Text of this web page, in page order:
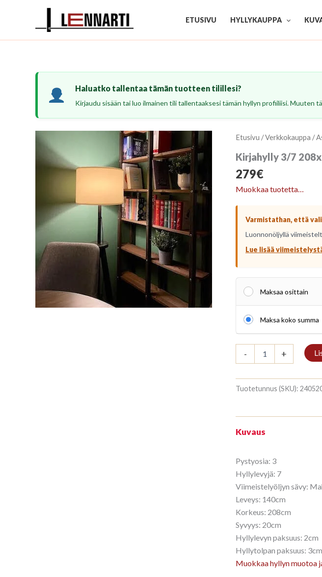
ETUSIVU HYLLYKAUPPA
Haluatko tallentaa tämän tuotteen tilillesi?
Kirjaudu sisään tai luo ilmainen tili tallentaaksesi tämän hyllyn profiiliisi. Muuten
Etusivu /Verkkokauppa /
Kirjahylly 3/7
279€
Muokkaa tuotetta…
Varmistathan, että
Luonnonöljyllä
Lue lisää
Maksaa osittain
Maksa koko summa
-
3/7
Mahagon
määrä
+
Tuotetunnus (SKU):
Kuvaus
Pystyosia: 3
Hyllylevyjä: 7
Viimeistelyöljyn sävy:
Leveys: 140cm
Korkeus: 208cm
Syvyys: 20cm
Hyllylevyn paksuus: 2cm
Hyllytolpan paksuus: 3cm
Muokkaa hyllyn muotoa